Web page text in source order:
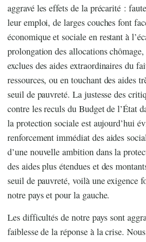
aggravé les effets de la précarité :
leur emploi, de larges couches font
économique et sociale en restant à
prolongation des allocations
exclues des aides extraordinaires du
ressources, ou en touchant des aides
seuil de pauvreté. La justesse des
contre les reculs du Budget de l’État
la protection sociale est aujourd’hui
renforcement immédiat des aides
d’une nouvelle ambition dans la
des aides plus étendues et des
seuil de pauvreté, voilà une exigence
notre pays et pour la gauche.
Les difficultés de notre pays sont
faiblesse de la réponse à la crise.